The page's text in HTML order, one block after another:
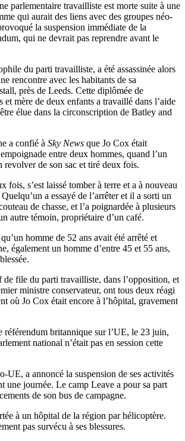
parlementaire travailliste est morte suite à une
qui aurait des liens avec des groupes néo-
la suspension immédiate de la
qui ne devrait pas reprendre avant le
du parti travailliste, a été assassinée alors
rencontre avec les habitants de sa
près de Leeds. Cette diplômée de
et mère de deux enfants a travaillé dans l’aide
élue dans la circonscription de Batley and
a confié à Sky News que Jo Cox était
entre deux hommes, quand l’un
revolver de son sac et tiré deux fois.
fois, s’est laissé tomber à terre et a à nouveau
a essayé de l’arrêter et il a sorti un
de chasse, et l’a poignardée à plusieurs
autre témoin, propriétaire d’un café.
homme de 52 ans avait été arrêté et
également un homme d’entre 45 et 55 ans,
de file du parti travailliste, dans l’opposition, et
ministre conservateur, ont tous deux réagi
où Jo Cox était encore à l’hôpital, gravement
référendum britannique sur l’UE, le 23 juin,
national n’était pas en session cette
UE, a annoncé la suspension de ses activités
une journée. Le camp Leave a pour sa part
de son bus de campagne.
à un hôpital de la région par hélicoptère.
pas survécu à ses blessures.